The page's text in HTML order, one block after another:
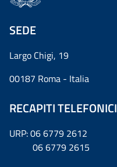
SEDE
Largo Chigi, 19
00187 Roma - Italia
RECAPITI TELEFONICI
URP: 06 6779 2612
06 6779 2615